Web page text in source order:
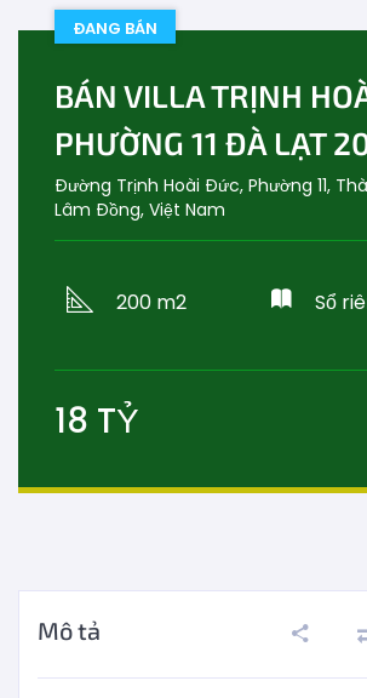
ĐANG BÁN
BÁN VILLA TRỊNH
PHƯỜNG 11 ĐÀ LẠT
Đường Trịnh Hoài Đức, Phường 11,
Lâm Đồng, Việt Nam
200 m2 Sổ
18 TỶ
Mô tả